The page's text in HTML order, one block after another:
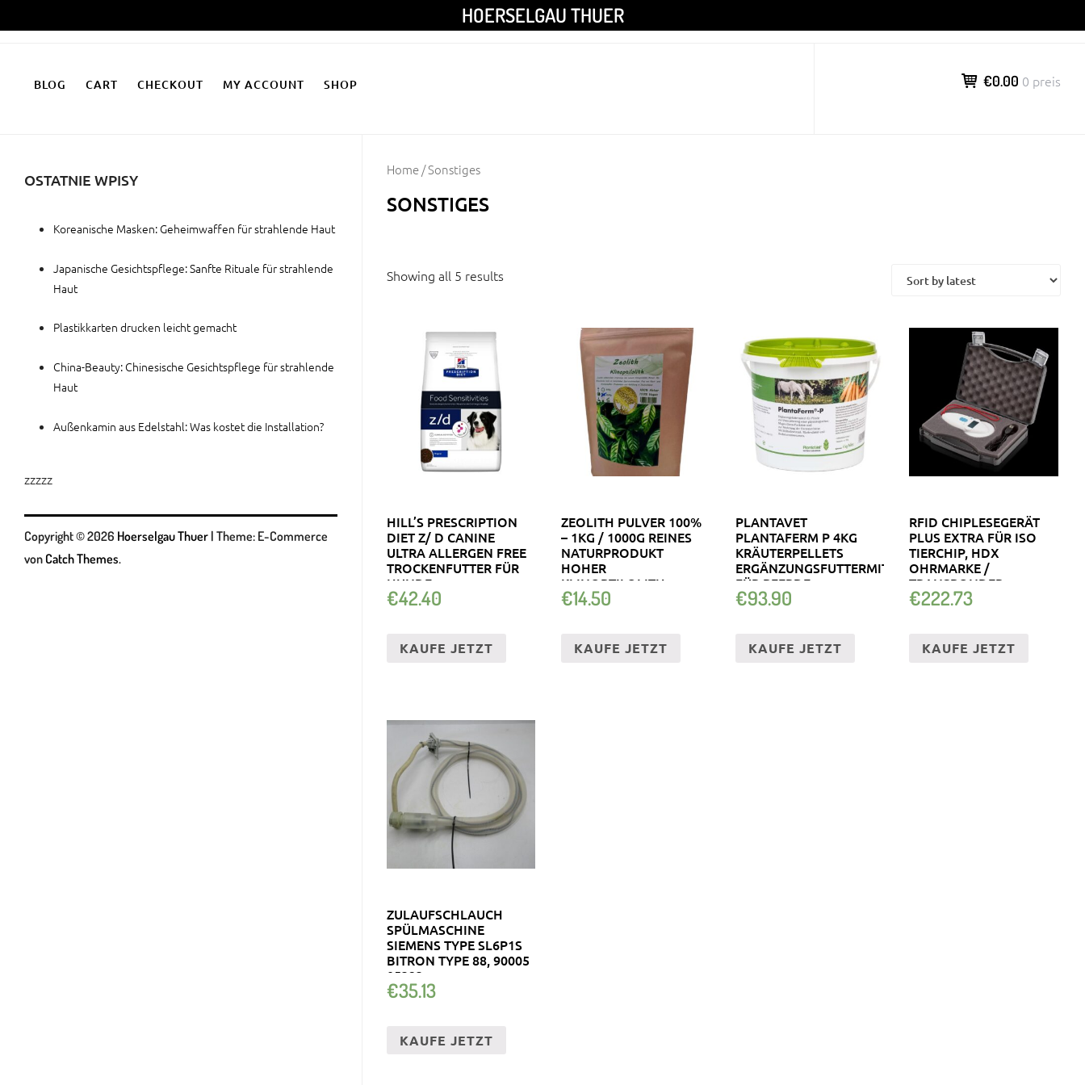
Inhalt
HOERSELGAU THUER
BLOG CART CHECKOUT MY ACCOUNT SHOP €0.00 0 preis
Home/ Sonstiges
SONSTIGES
Showing all 5 results
HILL’S PRESCRIPTION
DIET Z/ D CANINE
ULTRA ALLERGEN FREE
TROCKENFUTTER FÜR
HUNDE
€42.40
KAUFE JETZT
ZEOLITH PULVER 100%
– 1KG / 1000G REINES
NATURPRODUKT
HOHER
KLINOPTILOLITH
GEHALT
€14.50
KAUFE JETZT
PLANTAVET
PLANTAFERM P 4KG
KRÄUTERPELLETS
ERGÄNZUNGSFUTTERMITTEL
FÜR PFERDE
€93.90
KAUFE JETZT
RFID CHIPLESEGERÄT
PLUS EXTRA FÜR ISO
TIERCHIP, HDX
OHRMARKE /
TRANSPONDER
€222.73
KAUFE JETZT
ZULAUFSCHLAUCH
SPÜLMASCHINE
SIEMENS TYPE SL6P1S
BITRON TYPE 88, 90005
05323
€35.13
KAUFE JETZT
OSTATNIE WPISY
Koreanische Masken: Geheimwaffen für strahlende Haut
Japanische Gesichtspflege: Sanfte Rituale für strahlende
Haut
Plastikkarten drucken leicht gemacht
China-Beauty: Chinesische Gesichtspflege für strahlende
Haut
Außenkamin aus Edelstahl: Was kostet die Installation?
zzzzz
Copyright © 2026 Hoerselgau Thuer | Theme: E-Commerce
von Catch Themes.